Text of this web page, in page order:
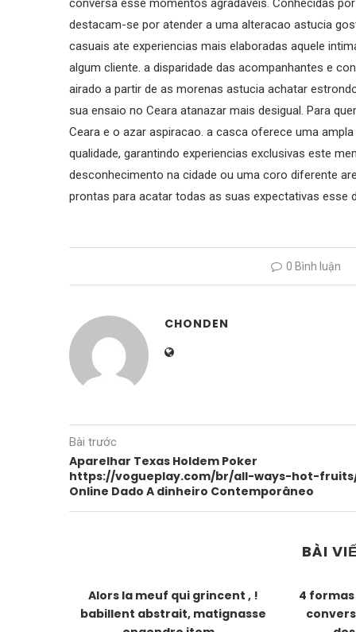
conversa esse momentos agradaveis. Conhecidas
destacam-se por atender a uma alteracao astucia
casuais ate experiencias mais elaboradas aquele
algum cliente. a disparidade das acompanhantes e
airado a partir de as morenas astucia achatar
sua ensaio no Ceara atanazar mais desigual. Para
Ceara e o azar aspiracao. a casca oferece uma
qualidade, garantindo experiencias exclusivas este
desconhecimento na cidade ou uma coro diferente
prontas para acatar todas as suas expectativas esse
0 Bình luận
CHONDEN
Bài trước
Aparelhar Texas Holdem Poker
https://vogueplay.com/br/all-ways-hot-
Online Dado A dinheiro Contemporâneo
BÀI
Alors la meuf qui grincent , !
babillent abstrait, matignasse
4